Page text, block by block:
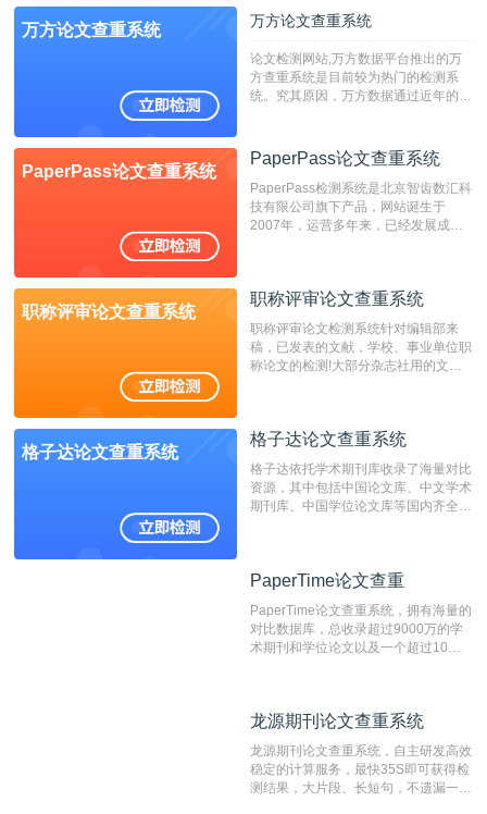
万方论文查重系统 万方论文查重系统
论文检测网站,万方数据平台推出的万
方查重系统是目前较为热门的检测系
统。究其原因，万方数据通过近年的发
检测系统，其真实性和权威性无可厚
非。其次，相对于知网而言，万方检测
费用少，上手容易，是学生初次论文查
重的推荐系统。
PaperPass论文查重系统
PaperPass论文查重系统
PaperPass检测系统是北京智齿数汇科
技有限公司旗下产品，网站诞生于
2007年，运营多年来，已经发展成为
检测速度快、精度高，市场反映良好。
职称评审论文查重系统
职称评审论文查重系统
职称评审论文检测系统针对编辑部来
稿，已发表的文献，学校、事业单位职
称论文的检测!大部分杂志社用的文献
编辑部检测来稿和已发表的文献,检测
测时注意填写第一作者,才能排除已发
表文献复制比。（限制字符数1万）
格子达论文查重系统
格子达论文查重系统
格子达依托学术期刊库收录了海量对比
资源，其中包括中国论文库、中文学术
期刊库、中国学位论文库等国内齐全的
系统，可检测中文、英文两种语言的论
PaperTime论文查重
PaperTime论文查重系统，拥有海量的
对比数据库，总收录超过9000万的学
术期刊和学位论文以及一个超过10亿
对，利用指纹索引快速而精准地在云检
有相似的片段，该项技术检测速度快、
准确率高，市场反映良好。
龙源期刊论文查重系统
龙源期刊论文查重系统，自主研发高效
稳定的计算服务，最快35S即可获得检
测结果，大片段、长短句，不遗漏一处